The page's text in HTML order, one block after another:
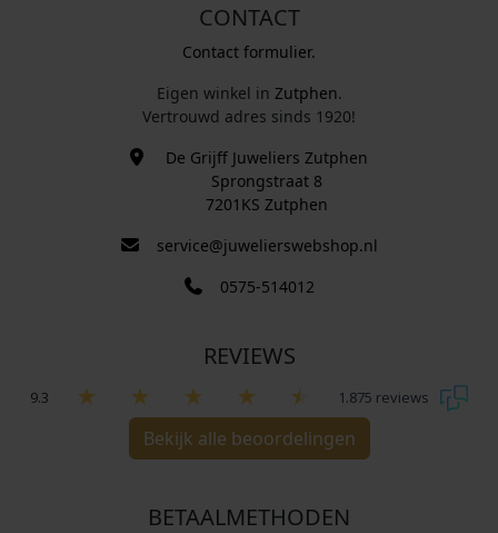
CONTACT
Contact formulier.
Eigen winkel in Zutphen.
Vertrouwd adres sinds 1920!
De Grijff Juweliers Zutphen
Sprongstraat 8
7201KS Zutphen
service@juwelierswebshop.nl
0575-514012
REVIEWS
9.3 1.875 reviews
Bekijk alle beoordelingen
BETAALMETHODEN